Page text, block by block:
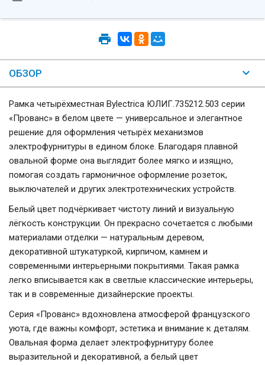
ОБЗОР
Рамка четырёхместная Bylectrica ЮЛИГ.735212.503 серии
«Прованс» в белом цвете — универсальное и элегантное
решение для оформления четырёх механизмов
электрофурнитуры в едином блоке. Благодаря плавной
овальной форме она выглядит более мягко и изящно,
помогая создать гармоничное оформление розеток,
выключателей и других электротехнических устройств.
Белый цвет подчёркивает чистоту линий и визуальную
лёгкость конструкции. Он прекрасно сочетается с любыми
материалами отделки — натуральным деревом,
декоративной штукатуркой, кирпичом, камнем и
современными интерьерными покрытиями. Такая рамка
легко вписывается как в светлые классические интерьеры,
так и в современные дизайнерские проекты.
Серия «Прованс» вдохновлена атмосферой французского
уюта, где важны комфорт, эстетика и внимание к деталям.
Овальная форма делает электрофурнитуру более
выразительной и декоративной, а белый цвет